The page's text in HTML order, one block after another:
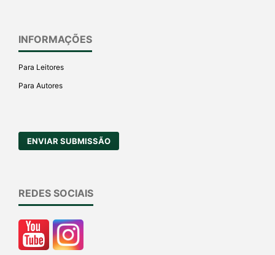
INFORMAÇÕES
Para Leitores
Para Autores
ENVIAR SUBMISSÃO
REDES SOCIAIS